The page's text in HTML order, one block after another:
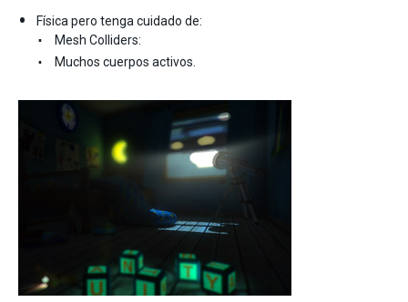
Física pero tenga cuidado de:
Mesh Colliders:
Muchos cuerpos activos.